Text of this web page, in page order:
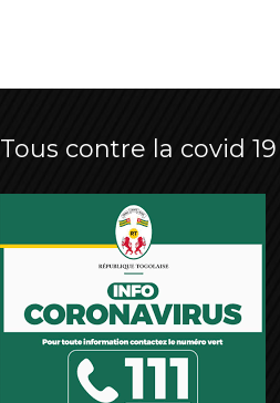
Tous contre la covid 19